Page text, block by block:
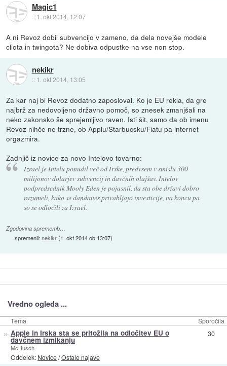
Magic1
:: 1. okt 2014, 12:07
A ni Revoz dobil subvencijo v zameno, da dela novejše modele
cliota in twingota? Ne dobiva odpustke na vse non stop.
nekikr
:: 1. okt 2014, 13:05
Za kar naj bi Revoz dodatno zaposloval. Ko je EU rekla, da gre
najbrž za nedovoljeno državno pomoč, so znesek zmanjšali na
neko zakonsko še sprejemljivo raven. Isti šit, samo da ob imenu
Revoz nihče ne trzne, ob Applu/Starbucsku/Fiatu pa internet
orgazmira.
Zadnjič iz novice za novo Intelovo tovarno:
Izrael je Intelu ponudil več od Irske, predvsem v smislu 300
milijonov dolarjev subvencij in davčnih olajšav. Intelov
podpredsednik Mooly Eden je pojasnil, da sta obe državi dobro
razumeli, kako se dandanes privabljajo investicije, na koncu pa
so se odločili za Izrael.
Zgodovina sprememb…
spremenil:nekikr(1. okt 2014 ob 13:07)
Vredno ogleda ...
Tema Sporočila
» Apple in Irska sta se pritožila na odločitev EU o
davčnem izmikanju
McHusch
Oddelek: Novice/Ostale najave
30